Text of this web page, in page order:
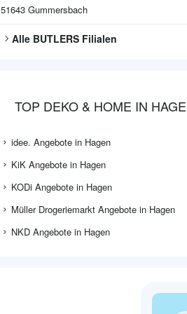
51643 Gummersbach
Alle BUTLERS Filialen
TOP DEKO & HOME IN
idee. Angebote in Hagen
KiK Angebote in Hagen
KODi Angebote in Hagen
Müller Drogeriemarkt Angebote in Hagen
NKD Angebote in Hagen